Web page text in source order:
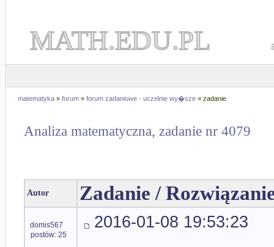
MATH.EDU.PL
matematyka » forum » forum zadaniowe - uczelnie wy�sze » zadanie
Analiza matematyczna, zadanie nr 4079
Autor Zadanie /
domis567
postów: 25
2016-01-08 19:53:23